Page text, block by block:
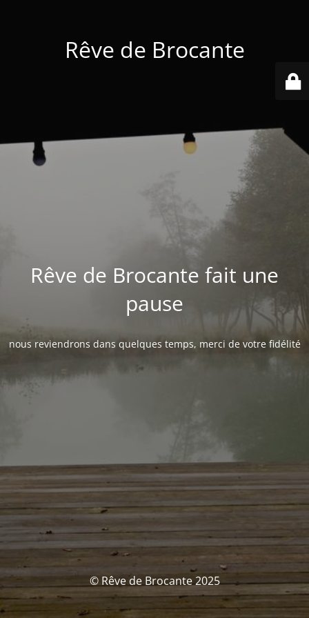
Rêve de Brocante
Rêve de Brocante fait une
pause
nous reviendrons dans quelques temps, merci de votre fidélité
© Rêve de Brocante 2025